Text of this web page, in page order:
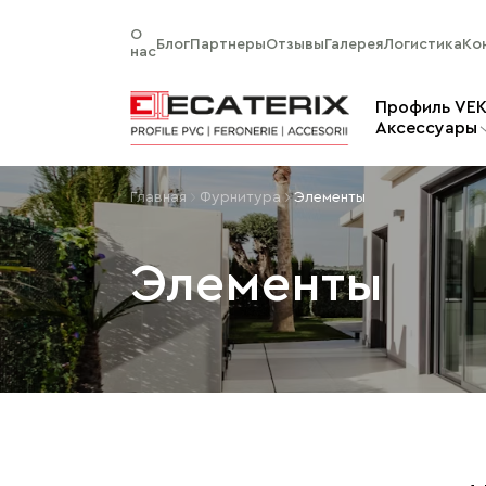
О
нас
БлогПартнерыОтзывыГалереяЛогистика
Профиль
Aксессуары
Главная Фурнитура Элементы
Элементы